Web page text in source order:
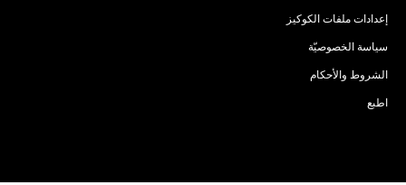
إعدادات ملفات الكوكيز
سياسة الخصوصيّة
الشروط والأحكام
اطبع